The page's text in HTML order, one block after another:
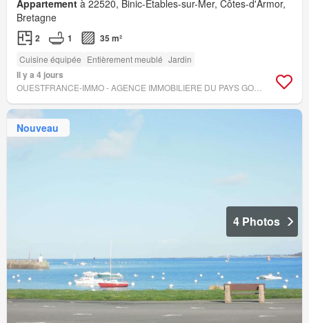
Appartement à 22520, Binic-Étables-sur-Mer, Côtes-d'Armor,
Bretagne
2 1 35 m²
Cuisine équipée Entièrement meublé Jardin
Il y a 4 jours
Nouveau
4 Photos